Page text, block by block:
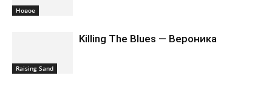
Новоe
Raising Sand
Killing The Blues — Вероника